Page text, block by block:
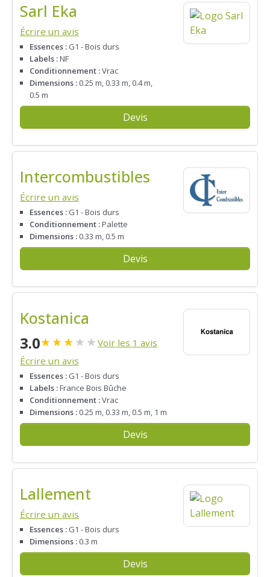
Sarl Eka
Écrire un avis
Essences : G1 - Bois durs
Labels :NF
Conditionnement :Vrac
Dimensions : 0.25 m, 0.33 m, 0.4 m,
0.5 m
Devis
Intercombustibles
Écrire un avis
Essences : G1 - Bois durs
Conditionnement :Palette
Dimensions : 0.33 m, 0.5 m
Devis
Kostanica
3.0★★★★ ★ Voir les 1 avis
Écrire un avis
Essences : G1 - Bois durs
Labels :France Bois Bûche
Conditionnement :Vrac
Dimensions : 0.25 m, 0.33 m, 0.5 m, 1 m
Devis
Lallement
Écrire un avis
Essences : G1 - Bois durs
Dimensions : 0.3 m
Devis